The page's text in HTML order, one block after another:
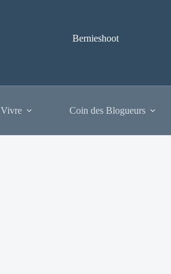
Bernieshoot
Coin des Blogueurs